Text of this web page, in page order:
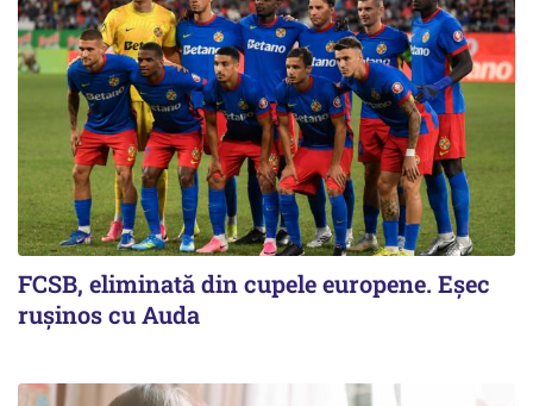
FCSB, eliminată din cupele europene. Eşec
ruşinos cu Auda